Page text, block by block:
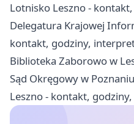
Lotnisko Leszno -
Delegatura Krajowej
kontakt, godziny,
Biblioteka Zaborowo w
Sąd Okręgowy w
Leszno - kontakt,